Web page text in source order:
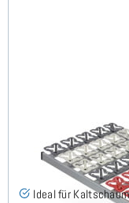
Cirro NV -
Ideal für